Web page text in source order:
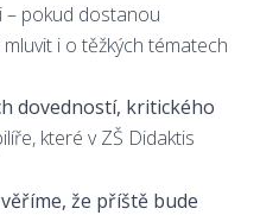
– pokud dostanou
i o těžkých tématech
dovedností, kritického
které v ZŠ Didaktis
že příště bude